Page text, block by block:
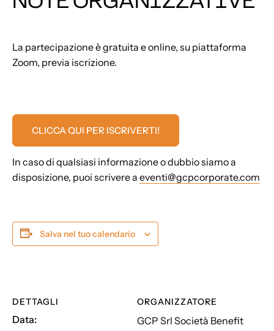
La partecipazione è gratuita e online, su piattaforma
Zoom, previa iscrizione.
CLICCA QUI PER ISCRIVERTI!
In caso di qualsiasi informazione o dubbio siamo a
disposizione, puoi scrivere a eventi@gcpcorporate.com
Salva nel tuo calendario
DETTAGLI
Data:
ORGANIZZATORE
GCP Srl Società Benefit